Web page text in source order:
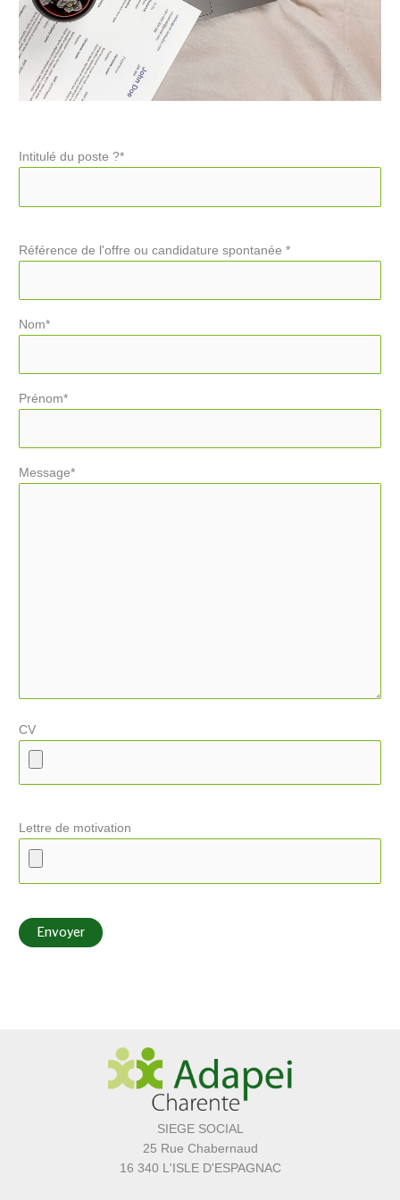
Intitulé du poste ?*
Référence de l'offre ou candidature spontanée *
Nom*
Prénom*
Message*
CV
Lettre de motivation
SIEGE SOCIAL
25 Rue Chabernaud
16 340 L'ISLE D'ESPAGNAC